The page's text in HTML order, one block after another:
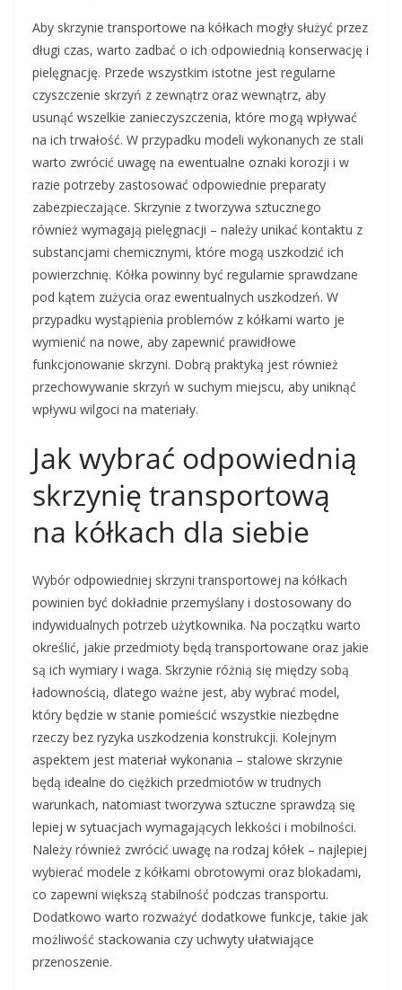
Aby skrzynie transportowe na kółkach mogły służyć przez
długi czas, warto zadbać o ich odpowiednią konserwację i
pielęgnację. Przede wszystkim istotne jest regularne
czyszczenie skrzyń z zewnątrz oraz wewnątrz, aby
usunąć wszelkie zanieczyszczenia, które mogą wpływać
na ich trwałość. W przypadku modeli wykonanych ze stali
warto zwrócić uwagę na ewentualne oznaki korozji i w
razie potrzeby zastosować odpowiednie preparaty
zabezpieczające. Skrzynie z tworzywa sztucznego
również wymagają pielęgnacji – należy unikać kontaktu z
substancjami chemicznymi, które mogą uszkodzić ich
powierzchnię. Kółka powinny być regularnie sprawdzane
pod kątem zużycia oraz ewentualnych uszkodzeń. W
przypadku wystąpienia problemów z kółkami warto je
wymienić na nowe, aby zapewnić prawidłowe
funkcjonowanie skrzyni. Dobrą praktyką jest również
przechowywanie skrzyń w suchym miejscu, aby uniknąć
wpływu wilgoci na materiały.
Jak wybrać odpowiednią
skrzynię transportową
na kółkach dla siebie
Wybór odpowiedniej skrzyni transportowej na kółkach
powinien być dokładnie przemyślany i dostosowany do
indywidualnych potrzeb użytkownika. Na początku warto
określić, jakie przedmioty będą transportowane oraz jakie
są ich wymiary i waga. Skrzynie różnią się między sobą
ładownością, dlatego ważne jest, aby wybrać model,
który będzie w stanie pomieścić wszystkie niezbędne
rzeczy bez ryzyka uszkodzenia konstrukcji. Kolejnym
aspektem jest materiał wykonania – stalowe skrzynie
będą idealne do ciężkich przedmiotów w trudnych
warunkach, natomiast tworzywa sztuczne sprawdzą się
lepiej w sytuacjach wymagających lekkości i mobilności.
Należy również zwrócić uwagę na rodzaj kółek – najlepiej
wybierać modele z kółkami obrotowymi oraz blokadami,
co zapewni większą stabilność podczas transportu.
Dodatkowo warto rozważyć dodatkowe funkcje, takie jak
możliwość stackowania czy uchwyty ułatwiające
przenoszenie.